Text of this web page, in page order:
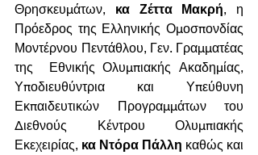
Θρησκευμάτων, κα Ζέττα Μακρή, η
Πρόεδρος της Ελληνικής Ομοσπονδίας
Μοντέρνου Πεντάθλου, Γεν. Γραμματέας
της  Εθνικής Ολυμπιακής Ακαδημίας,
Υποδιευθύντρια και Υπεύθυνη
Εκπαιδευτικών Προγραμμάτων του
Διεθνούς Κέντρου Ολυμπιακής
Εκεχειρίας, κα Ντόρα Πάλλη καθώς και